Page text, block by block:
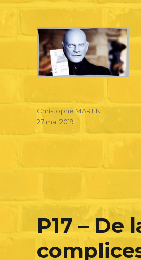
Christophe MARTIN
27 mai 2019
P17 –